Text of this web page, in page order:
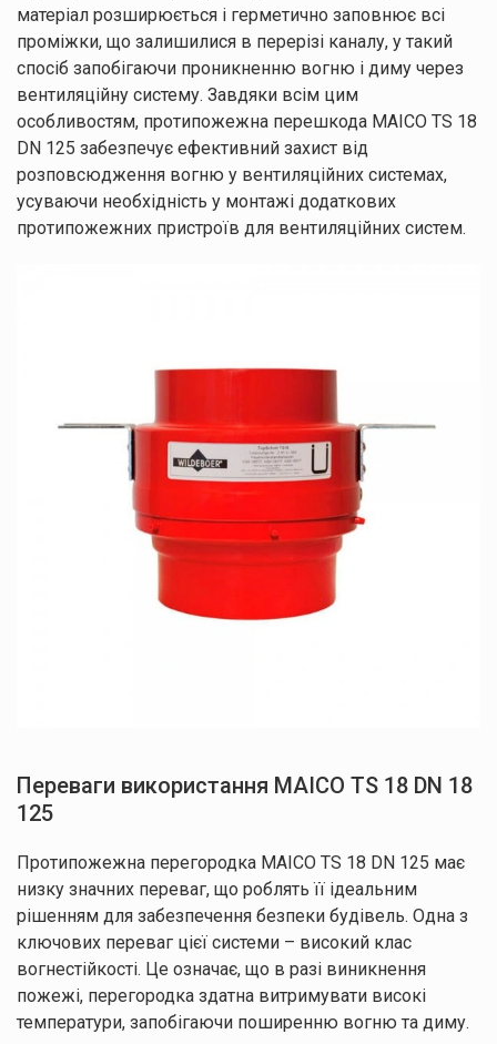
матеріал розширюється і герметично заповнює всі
проміжки, що залишилися в перерізі каналу, у такий
спосіб запобігаючи проникненню вогню і диму через
вентиляційну систему. Завдяки всім цим
особливостям, протипожежна перешкода MAICO TS 18
DN 125 забезпечує ефективний захист від
розповсюдження вогню у вентиляційних системах,
усуваючи необхідність у монтажі додаткових
протипожежних пристроїв для вентиляційних систем.
Переваги використання MAICO TS 18 DN 18
125
Протипожежна перегородка MAICO TS 18 DN 125 має
низку значних переваг, що роблять її ідеальним
рішенням для забезпечення безпеки будівель. Одна з
ключових переваг цієї системи – високий клас
вогнестійкості. Це означає, що в разі виникнення
пожежі, перегородка здатна витримувати високі
температури, запобігаючи поширенню вогню та диму.